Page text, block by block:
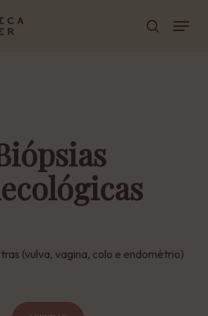
pesquisar
Menu
(vulva, vagina, colo e endométrio)